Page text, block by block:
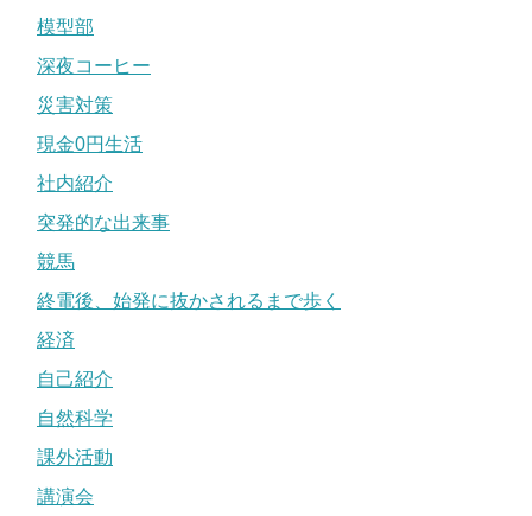
模型部
深夜コーヒー
災害対策
現金0円生活
社内紹介
突発的な出来事
競馬
終電後、始発に抜かされるまで歩く
経済
自己紹介
自然科学
課外活動
講演会